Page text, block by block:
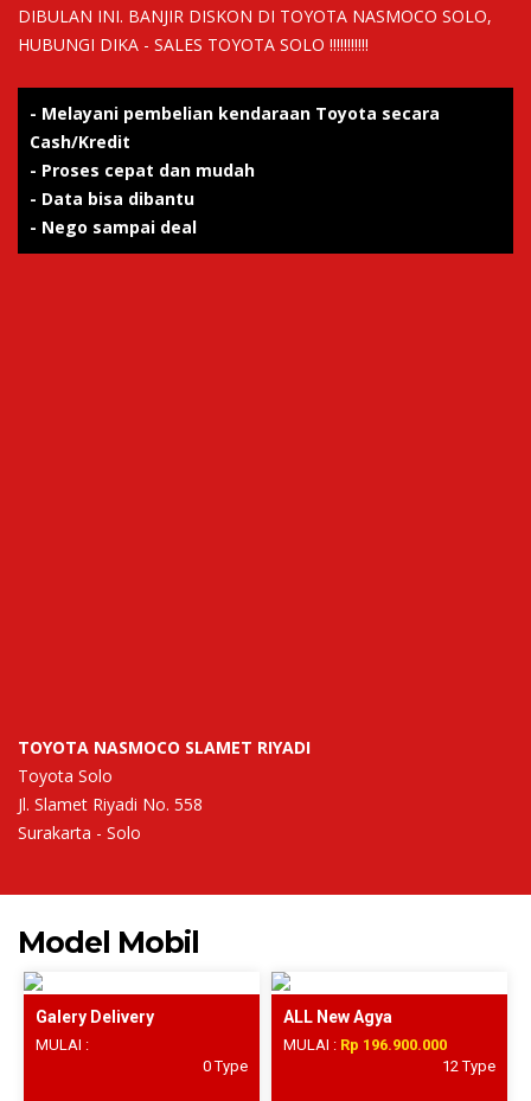
DIBULAN INI. BANJIR DISKON DI TOYOTA NASMOCO SOLO,
HUBUNGI DIKA - SALES TOYOTA SOLO !!!!!!!!!!!
- Melayani pembelian kendaraan Toyota secara
Cash/Kredit
- Proses cepat dan mudah
- Data bisa dibantu
- Nego sampai deal
TOYOTA NASMOCO SLAMET RIYADI
Toyota Solo
Jl. Slamet Riyadi No. 558
Surakarta - Solo
Model Mobil
Galery Delivery
MULAI :
0 Type
ALL New Agya
MULAI : Rp 196.900.000
12 Type